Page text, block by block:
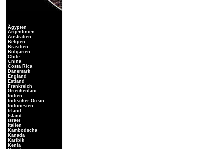
Ägypten
Argentinien
Australien
Belgien
Brasilien
Bulgarien
Chile
China
Costa Rica
Dänemark
England
Estland
Frankreich
Griechenland
Indien
Indischer Ocean
Indonesien
Irland
Island
Israel
Italien
Kambodscha
Kanada
Karibik
Kenia